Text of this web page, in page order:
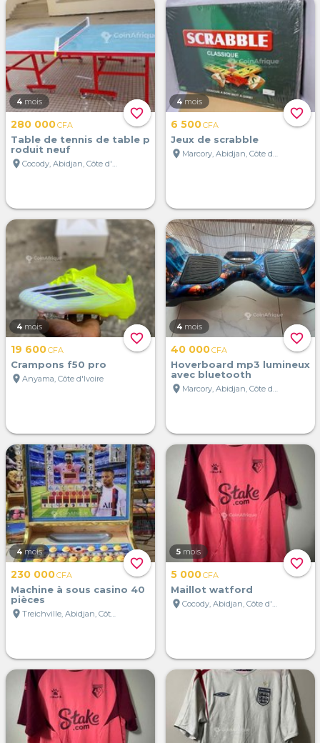
favorite_border
4 mois
280 000CFA
Table de tennis de table p
roduit neuf
location_on
Cocody, Abidjan, Côte d'Ivoire
favorite_border
4 mois
6 500CFA
Jeux de scrabble
location_on
Marcory, Abidjan, Côte d'Ivoire
favorite_border
4 mois
19 600CFA
Crampons f50 pro
location_on Anyama, Côte d'Ivoire
favorite_border
4 mois
40 000CFA
Hoverboard mp3 lumineux
avec bluetooth
location_on
Marcory, Abidjan, Côte d'Ivoire
favorite_border
4 mois
230 000CFA
Machine à sous casino 40
pièces
location_on
Treichville, Abidjan, Côte d'Ivoire
favorite_border
5 mois
5 000CFA
Maillot watford
location_on
Cocody, Abidjan, Côte d'Ivoire